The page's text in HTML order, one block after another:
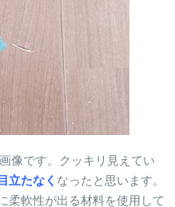
像です。クッキリ見えてい
目立たなく なったと思います。
柔軟性が出る材料を使用して